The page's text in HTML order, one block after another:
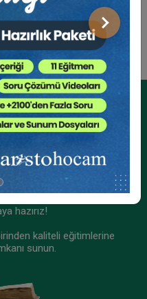
Sonraki
İçin
Alın
hazırız!
kaliteli eğitimlerine
sunun.